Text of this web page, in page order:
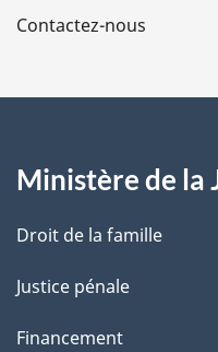
a
e
Contactez-nous
Ministère de la
Droit de la famille
Justice pénale
Financement